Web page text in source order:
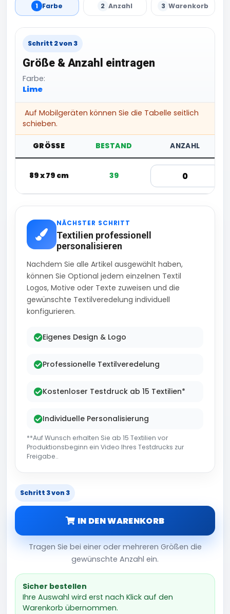
1 Farbe 2 Anzahl 3 Warenkorb
Schritt 2 von 3
Größe & Anzahl eintragen
Farbe:
Lime
Auf Mobilgeräten können Sie die Tabelle seitlich
schieben.
GRÖSSE BESTAND ANZAHL
89 x 79 cm 39
NÄCHSTER SCHRITT
Textilien professionell
personalisieren
Nachdem Sie alle Artikel ausgewählt haben,
können Sie Optional jedem einzelnen Textil
Logos, Motive oder Texte zuweisen und die
gewünschte Textilveredelung individuell
konfigurieren.
Eigenes Design & Logo
Professionelle Textilveredelung
Kostenloser Testdruck ab 15 Textilien*
Individuelle Personalisierung
**Auf Wunsch erhalten Sie ab 15 Textilien vor
Produktionsbeginn ein Video Ihres Testdrucks zur
Freigabe..
Schritt 3 von 3
IN DEN WARENKORB
Tragen Sie bei einer oder mehreren Größen die
gewünschte Anzahl ein.
Sicher bestellen
Ihre Auswahl wird erst nach Klick auf den
Warenkorb übernommen.